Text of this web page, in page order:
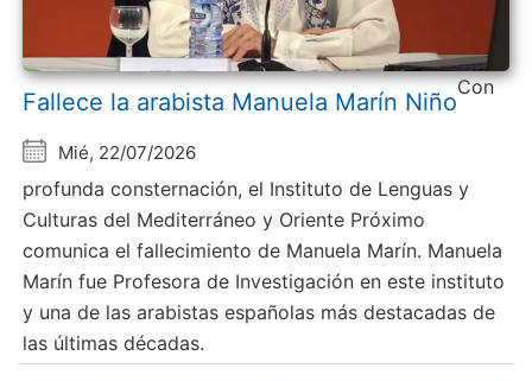
Fallece la arabista Manuela Marín Niño
Mié, 22/07/2026
Con
profunda consternación, el Instituto de Lenguas y
Culturas del Mediterráneo y Oriente Próximo
comunica el fallecimiento de Manuela Marín. Manuela
Marín fue Profesora de Investigación en este instituto
y una de las arabistas españolas más destacadas de
las últimas décadas.